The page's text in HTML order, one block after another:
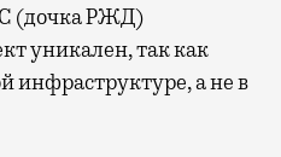
или просто
панорамные
и садятся
(дочка РЖД)
уникален, так как
инфраструктуре, а не в